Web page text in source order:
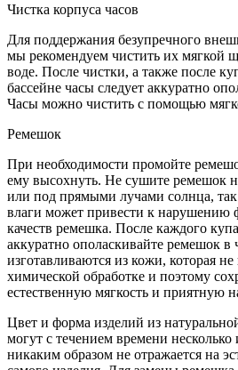
Чистка корпуса часов
Для поддержания безупречного
мы рекомендуем чистить их мягкой
воде. После чистки, а также после
бассейне часы следует аккуратно
Часы можно чистить с помощью
Ремешок
При необходимости промойте
ему высохнуть. Не сушите ремешок
или под прямыми лучами солнца,
влаги может привести к
качеств ремешка. После каждого
аккуратно ополаскивайте ремешок
изготавливаются из кожи, которая не
химической обработке и поэтому
естественную мягкость и приятную
Цвет и форма изделий из
могут с течением времени несколько
никаким образом не отражается на